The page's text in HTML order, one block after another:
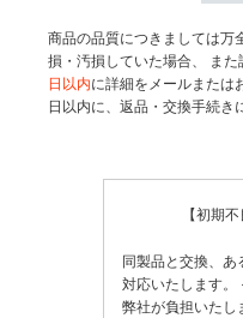
商品の品質につきましては万
損・汚損していた場合、
ま
日以内に詳細をメールまたは
日以内に、返品・交換手続き
【初期
同製品と交換、あ
対応いたします。
弊社が負担いたし